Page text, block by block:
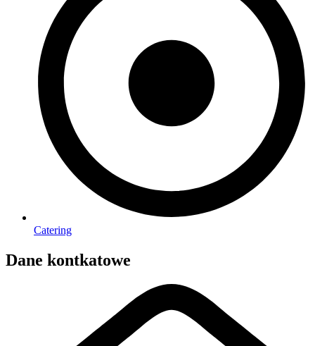
Catering
Dane kontkatowe